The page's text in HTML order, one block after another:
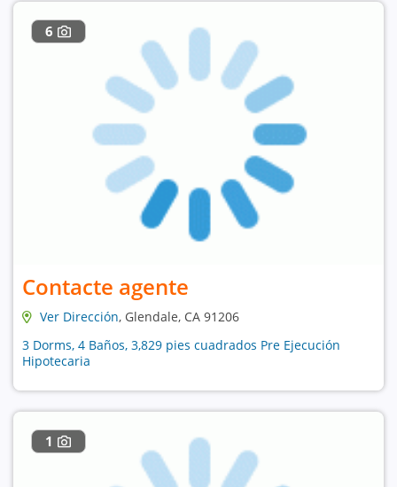
6
Contacte agente
Ver Dirección, Glendale, CA 91206
3 Dorms, 4 Baños, 3,829 pies cuadrados Pre Ejecución
Hipotecaria
1